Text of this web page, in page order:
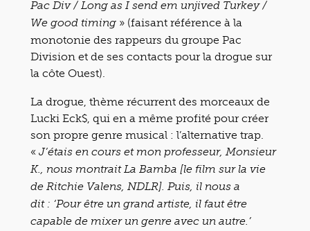
Pac Div / Long as I send em unjived Turkey /
We good timing » (faisant référence à la
monotonie des rappeurs du groupe Pac
Division et de ses contacts pour la drogue sur
la côte Ouest).
La drogue, thème récurrent des morceaux de
Lucki Eck$, qui en a même profité pour créer
son propre genre musical : l’alternative trap.
« J’étais en cours et mon professeur, Monsieur
K., nous montrait La Bamba [le film sur la vie
de Ritchie Valens, NDLR]. Puis, il nous a
dit : ‘Pour être un grand artiste, il faut être
capable de mixer un genre avec un autre.’